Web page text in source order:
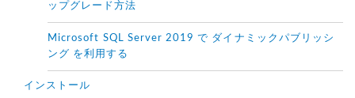
ップグレード方法
Microsoft SQL Server 2019 で ダイナミックパブリッシ
ング を利用する
インストール